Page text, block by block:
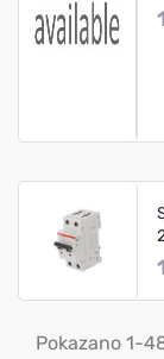
Pokazano 1-